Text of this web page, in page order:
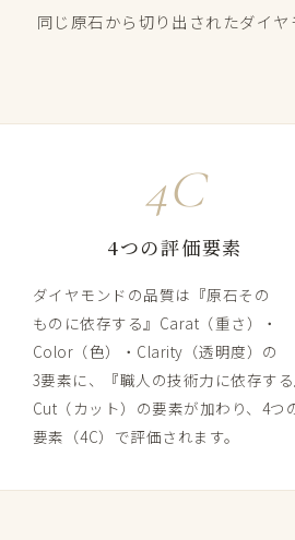
同じ​原石から​切り出された​ダイ
4C
4つの​評価要素
ダイヤモンドの​品質は​『原石​その​
ものに​依存する』Carat​（重さ）​・
Color​（色）​・Clarity​（透明度）の​
3要素に、​『職人の​技術力に​依存する
Cut​（カット）の​要素が​加わり、​4つ
要素​（4C）で​評価されます。